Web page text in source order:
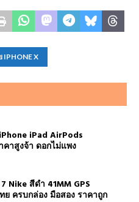
IPHONE X
iPad AirPods
คาสูงจ้า ดอกไม่แพง
Nike สีดำ 41MM GPS
ย ครบกล่อง มือสอง ราคาถูก